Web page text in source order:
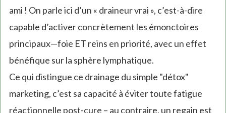
ami ! On parle ici d’un « draineur vrai », c’est-à-dire
capable d’activer concrètement les émonctoires
principaux—foie ET reins en priorité, avec un effet
bénéfique sur la sphère lymphatique.
Ce qui distingue ce drainage du simple "détox"
marketing, c’est sa capacité à éviter toute fatigue
réactionnelle post-cure – au contraire, un regain est